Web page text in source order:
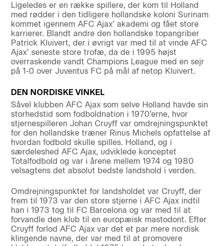
Ligeledes er en række spillere, der kom til Holland
med rødder i den tidligere hollandske koloni Surinam
kommet igennem AFC Ajax’ akademi og fået store
karrierer. Blandt andre den hollandske topangriber
Patrick Kluivert, der i øvrigt var med til at vinde AFC
Ajax’ seneste store trofæ, da de i 1995 højst
overraskende vandt Champions League med en sejr
på 1-0 over Juventus FC på mål af netop Kluivert.
DEN NORDISKE VINKEL
Såvel klubben AFC Ajax som selve Holland havde sin
storhedstid som fodboldnation i 1970’erne, hvor
stjernespilleren Johan Cruyff var omdrejningspunktet
for den hollandske træner Rinus Michels opfattelse af
hvordan fodbold skulle spilles. Holland, og i
særdeleshed AFC Ajax, udviklede konceptet
Totalfodbold og var i årene mellem 1974 og 1980
velsagtens det absolut bedste landshold i verden.
Omdrejningspunktet for landsholdet var Cruyff, der
frem til 1973 var den store stjerne i AFC Ajax indtil
han i 1973 tog til FC Barcelona og var med til at
forvandle den klub til en europæisk mastodont. Efter
Cruyff forlod AFC Ajax var det et par mere nordisk
klingende navne, der var med til at promovere